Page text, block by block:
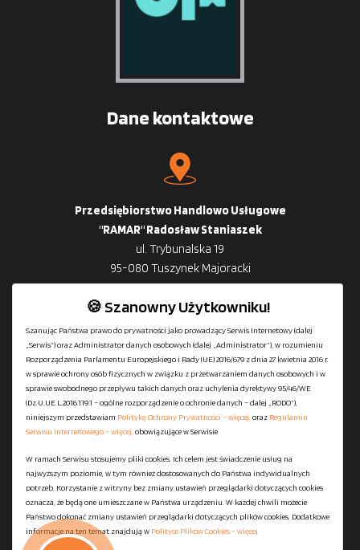
Dane kontaktowe
Przedsiębiorstwo Handlowo Usługowe
"RAMAR" Radosław Staniaszek
ul. Trybunalska 19
95-080 Tuszynek Majoracki
+48729-133-333
biuro@601144444.pl
Kontakt
Regulamin serwisu
Polityka Ochrony Prywatności
Polityka Plików Cookies
🍪 Szanowny Użytkowniku!
Szanując Państwa prawo do prywatności jako prowadzący Serwis Internetowy (dalej
„Serwis”) oraz Administrator danych osobowych (dalej „Administrator”), w rozumieniu
Rozporządzenia Parlamentu Europejskiego i Rady (UE) 2016/679 z dnia 27 kwietnia 2016 r.
w sprawie ochrony osób fizycznych w związku z przetwarzaniem danych osobowych i w
sprawie swobodnego przepływu takich danych oraz uchylenia dyrektywy 95/46/WE
(Dz.U.UE.L.2016.119.1 – ogólne rozporządzenie o ochronie danych – dalej „RODO”),
niniejszym przedstawiam Politykę Ochrony Prywatności – więcej, oraz Regulamin
Serwisu Internetowego – więcej, obowiązujące w Serwisie.
W ramach Serwisu stosujemy pliki cookies. Ich celem jest świadczenie usług na
najwyższym poziomie, w tym również dostosowanych do Państwa indywidualnych
potrzeb. Korzystanie z witryny bez zmiany ustawień przeglądarki dotyczących cookies
oznacza, że będą one umieszczane w Państwa urządzeniu. W każdej chwili możecie
Państwo dokonać zmiany ustawień przeglądarki dotyczących plików cookies. Dodatkowe
informacje na ten temat znajdują w Polityce Plików Cookies – więcej.